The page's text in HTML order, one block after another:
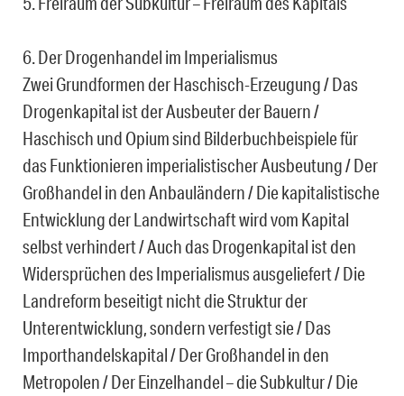
6. Der Drogenhandel im Imperialismus
Zwei Grundformen der Haschisch-Erzeugung / Das
Drogenkapital ist der Ausbeuter der Bauern /
Haschisch und Opium sind Bilderbuchbeispiele für
das Funktionieren imperialistischer Ausbeutung / Der
Großhandel in den Anbauländern / Die kapitalistische
Entwicklung der Landwirtschaft wird vom Kapital
selbst verhindert / Auch das Drogenkapital ist den
Widersprüchen des Imperialismus ausgeliefert / Die
Landreform beseitigt nicht die Struktur der
Unterentwicklung, sondern verfestigt sie / Das
Importhandelskapital / Der Großhandel in den
Metropolen / Der Einzelhandel – die Subkultur / Die